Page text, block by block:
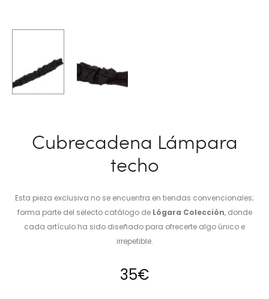
Cubrecadena Lámpara
techo
Esta pieza exclusiva no se encuentra en tiendas convencionales;
forma parte del selecto catálogo de Lógara Colección, donde
cada artículo ha sido diseñado para ofrecerte algo único e
irrepetible.
35€